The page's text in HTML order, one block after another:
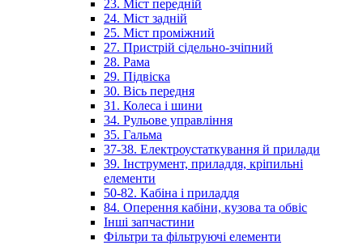
23. Міст передній
24. Міст задній
25. Міст проміжний
27. Пристрій сідельно-зчіпний
28. Рама
29. Підвіска
30. Вісь передня
31. Колеса і шини
34. Рульове управління
35. Гальма
37-38. Електроустаткування й прилади
39. Інструмент, приладдя, кріпильні
елементи
50-82. Кабіна і приладдя
84. Оперення кабіни, кузова та обвіс
Інші запчастини
Фільтри та фільтруючі елементи